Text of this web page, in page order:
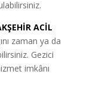
ACİL
zaman ya da
Gezici
imkânı